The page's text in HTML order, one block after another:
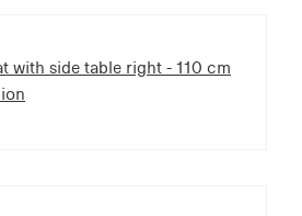
with side table right - 110 cm